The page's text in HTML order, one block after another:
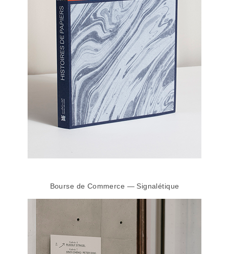
Bourse de Commerce — Signalétique